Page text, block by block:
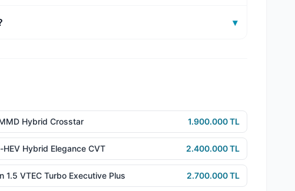
▾
Hybrid Crosstar 1.900.000 TL
HEV Hybrid Elegance CVT 2.400.000 TL
1.5 VTEC Turbo Executive Plus 2.700.000 TL